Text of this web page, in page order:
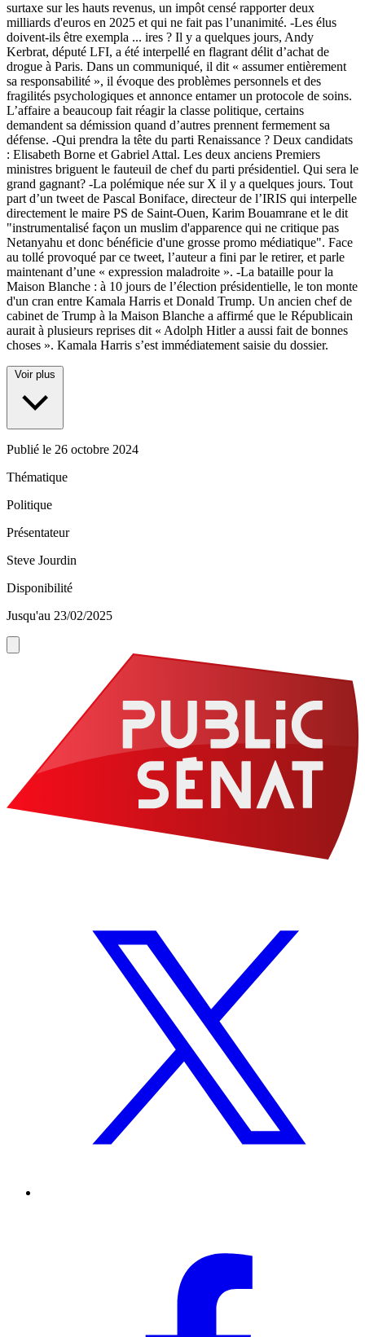
surtaxe sur les hauts revenus, un impôt censé rapporter deux
milliards d'euros en 2025 et qui ne fait pas l’unanimité. -Les élus
doivent-ils être exempla ... ires ? Il y a quelques jours, Andy
Kerbrat, député LFI, a été interpellé en flagrant délit d’achat de
drogue à Paris. Dans un communiqué, il dit « assumer entièrement
sa responsabilité », il évoque des problèmes personnels et des
fragilités psychologiques et annonce entamer un protocole de soins.
L’affaire a beaucoup fait réagir la classe politique, certains
demandent sa démission quand d’autres prennent fermement sa
défense. -Qui prendra la tête du parti Renaissance ? Deux candidats
: Elisabeth Borne et Gabriel Attal. Les deux anciens Premiers
ministres briguent le fauteuil de chef du parti présidentiel. Qui sera le
grand gagnant? -La polémique née sur X il y a quelques jours. Tout
part d’un tweet de Pascal Boniface, directeur de l’IRIS qui interpelle
directement le maire PS de Saint-Ouen, Karim Bouamrane et le dit
"instrumentalisé façon un muslim d'apparence qui ne critique pas
Netanyahu et donc bénéficie d'une grosse promo médiatique". Face
au tollé provoqué par ce tweet, l’auteur a fini par le retirer, et parle
maintenant d’une « expression maladroite ». -La bataille pour la
Maison Blanche : à 10 jours de l’élection présidentielle, le ton monte
d'un cran entre Kamala Harris et Donald Trump. Un ancien chef de
cabinet de Trump à la Maison Blanche a affirmé que le Républicain
aurait à plusieurs reprises dit « Adolph Hitler a aussi fait de bonnes
choses ». Kamala Harris s’est immédiatement saisie du dossier.
Voir plus
Publié le 26 octobre 2024
Thématique
Politique
Présentateur
Steve Jourdin
Disponibilité
Jusqu'au 23/02/2025